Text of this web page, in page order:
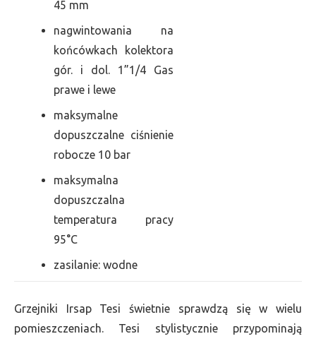
45 mm
nagwintowania na
końcówkach kolektora
gór. i dol. 1”1/4 Gas
prawe i lewe
maksymalne
dopuszczalne ciśnienie
robocze 10 bar
maksymalna
dopuszczalna
temperatura pracy
95°C
zasilanie: wodne
Grzejniki Irsap Tesi świetnie sprawdzą się w wielu
pomieszczeniach. Tesi stylistycznie przypominają